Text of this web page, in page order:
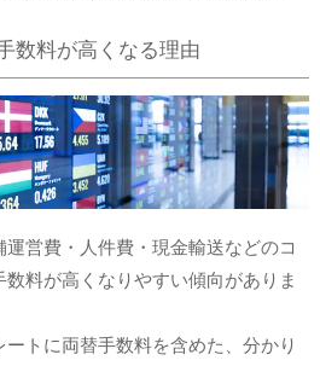
数料が高くなる理由
営費・人件費・現金輸送などのコ
料が高くなりやすい傾向がありま
トに両替手数料を含めた、分かり